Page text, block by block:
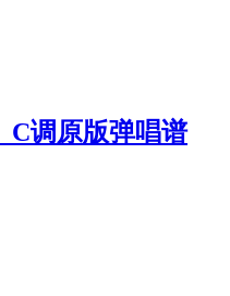
C调原版弹唱谱